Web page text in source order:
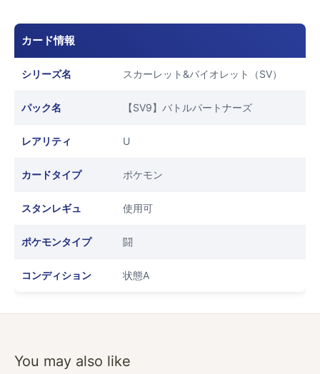
カード情報
シリーズ名 スカーレット&バイオレット（SV）
パック名 【SV9】バトルパートナーズ
レアリティ U
カードタイプ ポケモン
スタンレギュ 使用可
ポケモンタイプ 闘
コンディション 状態A
You may also like